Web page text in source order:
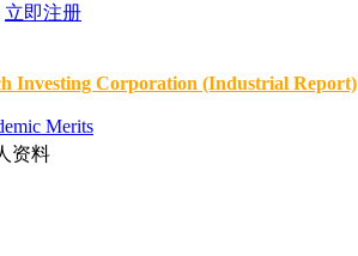
立即注册
Investing Corporation (Industrial Report)
Merits
资料